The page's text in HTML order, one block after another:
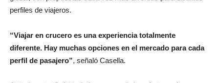
perfiles de viajeros.
“Viajar en crucero es una experiencia totalmente
diferente. Hay muchas opciones en el mercado para cada
perfil de pasajero”, señaló Casella.